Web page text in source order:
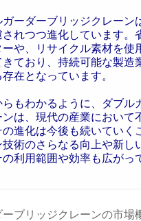
ーダーブリッジクレーン
れつつ進化しています。
や、リサイクル素材を使
ており、持続可能な製造
在となっています。
もわかるように、ダブル
は、現代の産業において
進化は今後も続いていく
技術のさらなる向上や新し
利用範囲や効率も広がっ
ーブリッジクレーンの市場